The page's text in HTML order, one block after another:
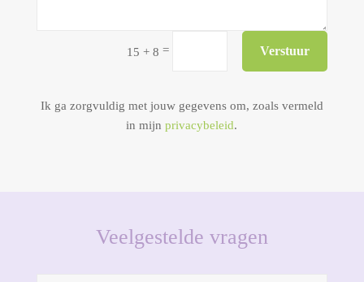
15 + 8 = Verstuur
Ik ga zorgvuldig met jouw gegevens om, zoals vermeld
in mijnprivacybeleid.
Veelgestelde vragen